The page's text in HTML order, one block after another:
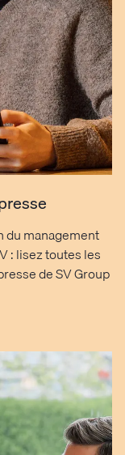
du management
: lisez toutes les
de SV Group